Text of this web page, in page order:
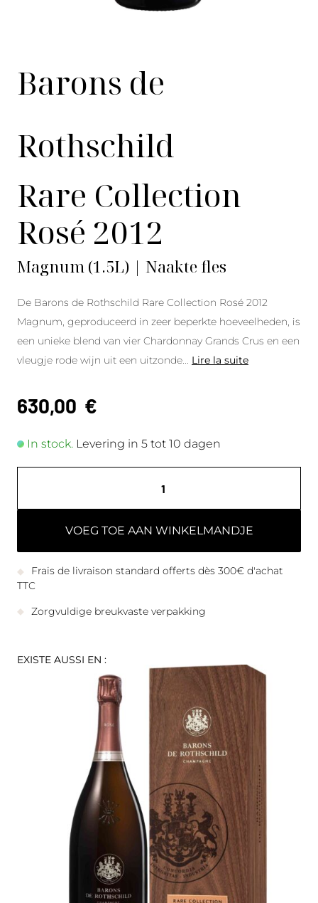
Barons de
Rothschild
Rare Collection
Rosé 2012
Magnum (1.5L) | Naakte fles
De Barons de Rothschild Rare Collection Rosé 2012
Magnum, geproduceerd in zeer beperkte hoeveelheden, is
een unieke blend van vier Chardonnay Grands Crus en een
vleugje rode wijn uit een uitzonde
Lire la suite
630,00 €
In stock. Levering in 5 tot 10 dagen
VOEG TOE AAN WINKELMANDJE
Frais de livraison standard offerts dès 300€ d'achat
TTC
Zorgvuldige breukvaste verpakking
EXISTE AUSSI EN :